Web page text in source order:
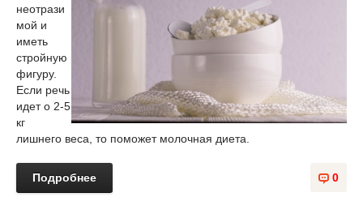
неотрази
мой и
иметь
стройную
фигуру.
Если речь
идет о 2-5
кг
лишнего веса, то поможет молочная диета.
0
Подробнее